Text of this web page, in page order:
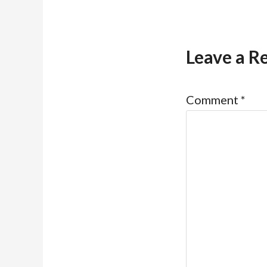
Leave a
Comment *